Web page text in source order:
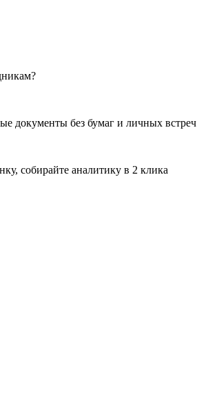
документы без бумаг и личных встреч
собирайте аналитику в 2 клика